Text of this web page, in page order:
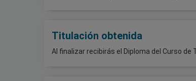
Titulación obtenida
Al finalizar recibirás el Diploma del Curso de